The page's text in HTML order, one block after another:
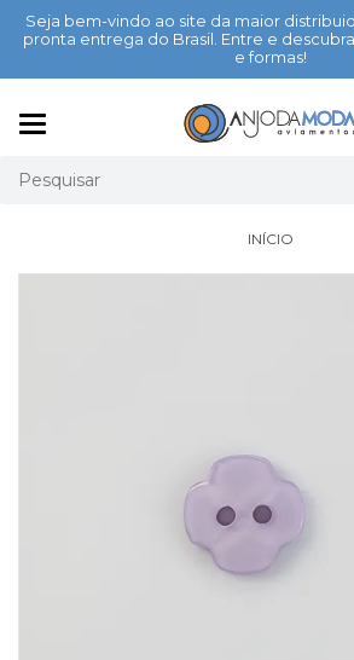
Seja bem-vindo ao site da maior
pronta entrega do Brasil. Entre e
e formas!
INÍCIO